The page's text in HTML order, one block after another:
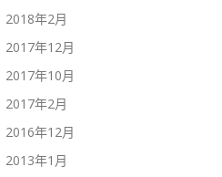
2018年2月
2017年12月
2017年10月
2017年2月
2016年12月
2013年1月